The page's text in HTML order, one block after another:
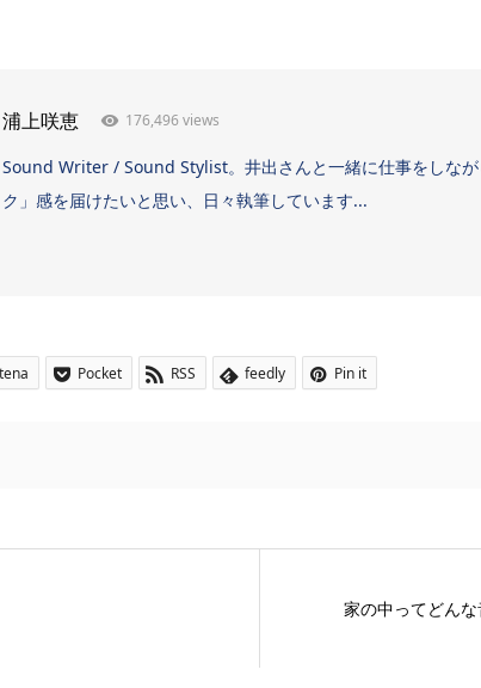
浦上咲恵 176,496 views
Sound Writer / Sound Stylist。井出さんと一緒に仕事をしな
ク」感を届けたいと思い、日々執筆しています...
Pocket RSS feedly Pin it
家の中ってどん